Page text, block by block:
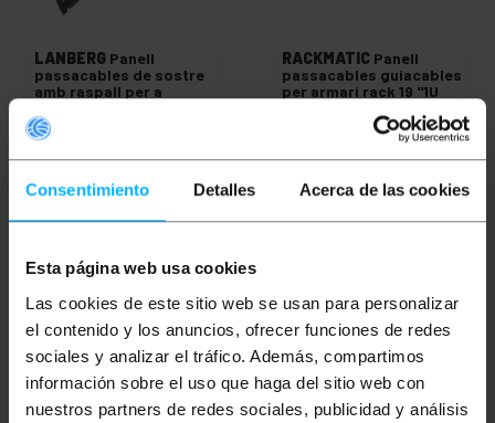
Consentimiento Detalles Acerca de las cookies
Esta página web usa cookies
Las cookies de este sitio web se usan para personalizar
el contenido y los anuncios, ofrecer funciones de redes
sociales y analizar el tráfico. Además, compartimos
información sobre el uso que haga del sitio web con
nuestros partners de redes sociales, publicidad y análisis
LANBERG Panell
passacables de sostre
amb raspall per a
LCD de Lanberg AK-
1106-B
PVP
5,50€
5,50 IVA inc.
4,44€
RACKMATIC Panell
passacables guiacables
per armari rack 19 "1U
gestió de cables
7,74€
7,74€
PVD
6,05€